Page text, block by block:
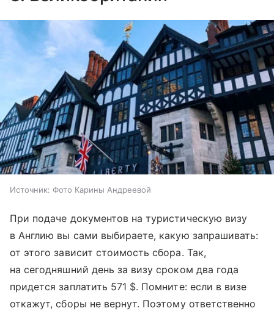
Источник: Фото Карины Андреевой
При подаче документов на туристическую визу
в Англию вы сами выбираете, какую запрашивать:
от этого зависит стоимость сбора. Так,
на сегодняшний день за визу сроком два года
придется заплатить 571 $. Помните: если в визе
откажут, сборы не вернут. Поэтому ответственно